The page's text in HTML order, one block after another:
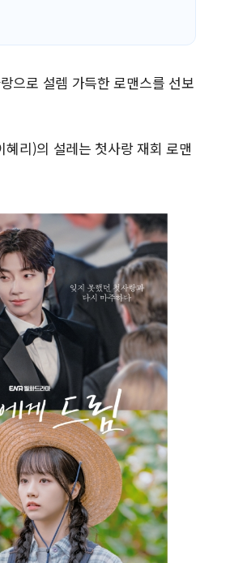
으로 설렘 가득한 로맨스를 선보
리)의 설레는 첫사랑 재회 로맨